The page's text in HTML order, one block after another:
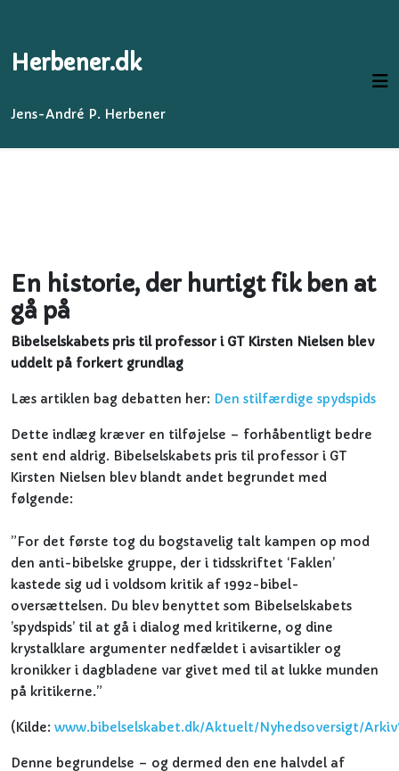
Herbener.dk
Jens-André P. Herbener
En historie, der hurtigt fik ben at
gå på
Bibelselskabets pris til professor i GT Kirsten Nielsen blev
uddelt på forkert grundlag
Læs artiklen bag debatten her: Den stilfærdige spydspids
Dette indlæg kræver en tilføjelse – forhåbentligt bedre
sent end aldrig. Bibelselskabets pris til professor i GT
Kirsten Nielsen blev blandt andet begrundet med
følgende:
”For det første tog du bogstavelig talt kampen op mod
den anti-bibelske gruppe, der i tidsskriftet ‘Faklen’
kastede sig ud i voldsom kritik af 1992-bibel-
oversættelsen. Du blev benyttet som Bibelselskabets
’spydspids’ til at gå i dialog med kritikerne, og dine
krystalklare argumenter nedfældet i avisartikler og
kronikker i dagbladene var givet med til at lukke munden
på kritikerne.”
(Kilde: www.bibelselskabet.dk/Aktuelt/Nyhedsoversigt/
Denne begrundelse – og dermed den ene halvdel af